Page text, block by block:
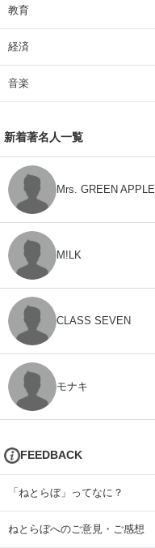
教育
経済
音楽
新着著名人一覧
Mrs. GREEN APPLE
M!LK
CLASS SEVEN
モナキ
FEEDBACK
「ねとらぼ」ってなに？
ねとらぼへのご意見・ご感想